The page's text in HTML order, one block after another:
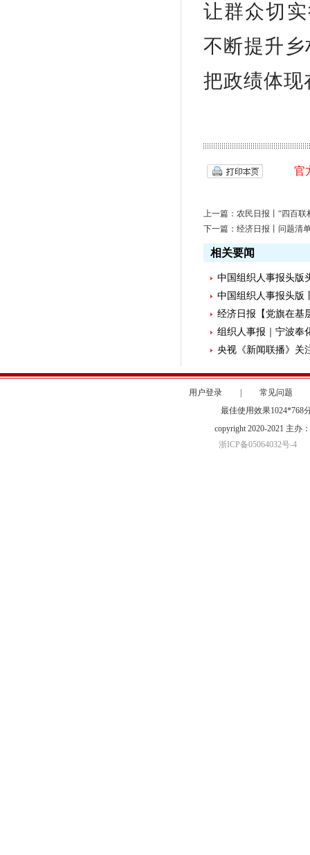
让群众切
不断提升
把政绩体现
官
上一篇： 农民日报丨“四百
下一篇： 经济日报丨问题清
相关要闻
中国组织人事报头版
中国组织人事报头版
经济日报【党旗在基
组织人事报｜宁波奉
央视《新闻联播》关
用户登录 常见问题
最佳使用效果1024*768
copyright 2020-2021 主
浙ICP备05064032号-4